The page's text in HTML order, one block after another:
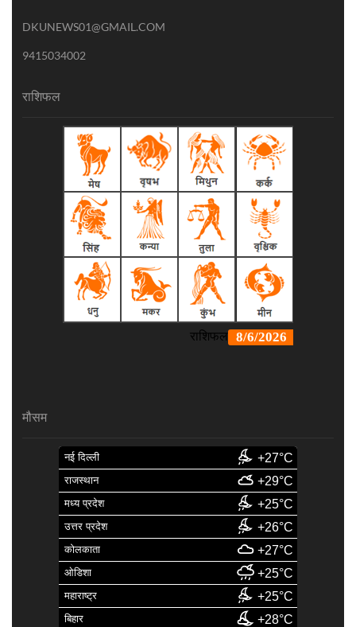
DKUNEWS01@GMAIL.COM
9415034002
राशिफल
मौसम
नई दिल्ली +27°C
राजस्थान +29°C
मध्य प्रदेश +25°C
उत्तर प्रदेश +26°C
कोलकाता +27°C
ओडिशा +25°C
महाराष्ट्र +25°C
बिहार +28°C